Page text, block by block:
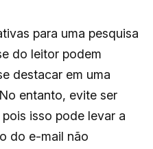
para uma pesquisa
do leitor podem
destacar em uma
entanto, evite ser
isso pode levar a
do e-mail não